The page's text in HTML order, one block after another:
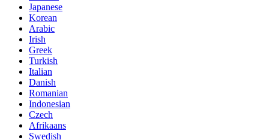
Japanese
Korean
Arabic
Irish
Greek
Turkish
Italian
Danish
Romanian
Indonesian
Czech
Afrikaans
Swedish